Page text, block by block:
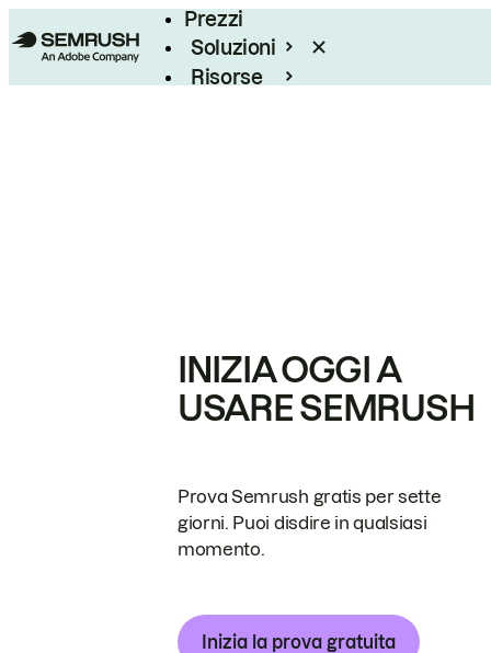
Prezzi
Soluzioni
Risorse
INIZIA OGGI A
USARE SEMRUSH
Prova Semrush gratis per sette
giorni. Puoi disdire in qualsiasi
momento.
Inizia la prova gratuita